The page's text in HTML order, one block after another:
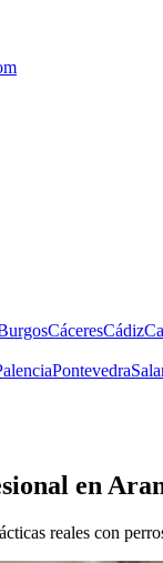
CáceresCádiz
Pontevedra
en
reales con